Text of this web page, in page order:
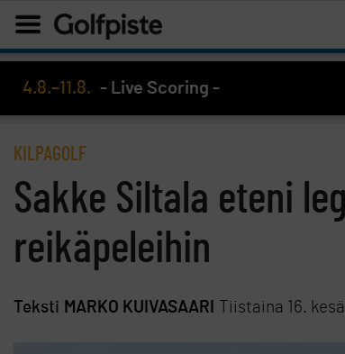
4.8.–11.8. - Live Scoring -
KILPAGOLF
Sakke Siltala eteni
reikäpeleihin
Teksti MARKO KUIVASAARI Tiistaina 16.